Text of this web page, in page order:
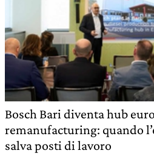
Bosch Bari diventa hub
remanufacturing: quando
salva posti di lavoro